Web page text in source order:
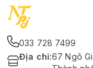
033 728 7499
Địa chỉ:67 Ngô